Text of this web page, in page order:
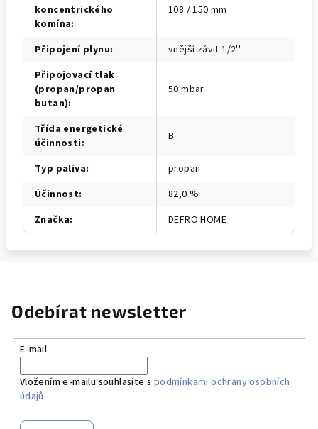
koncentrického
komína:
108 / 150 mm
Připojení plynu:
vnější závit 1/2''
Připojovací tlak
(propan/propan
butan):
50 mbar
Třída energetické
účinnosti: B
Typ paliva:
propan
Účinnost:
82,0 %
Značka: DEFRO HOME
Odebírat newsletter
E-mail
Vložením e-mailu souhlasíte s podmínkami ochrany osobních
údajů